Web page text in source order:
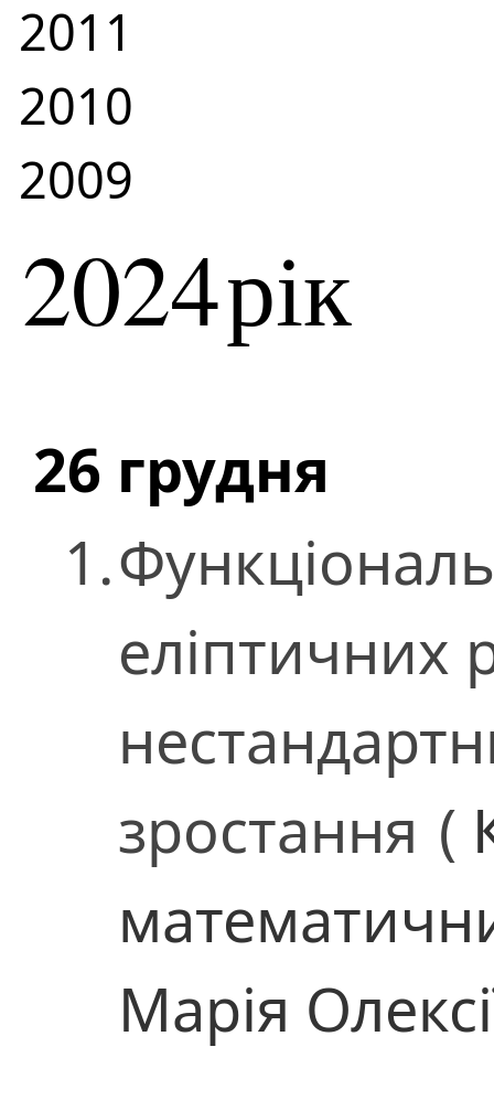
2011
2010
2009
2024рік
26 грудня
1.
еліптичних
зростання (
Марія